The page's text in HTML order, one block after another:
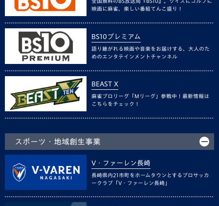
映画に麻雀、楽しい番組てんこ盛り！
BS10プレミアム
語り継がれる映画や音楽をお届けする、大人のた
めのエンタテインメントチャンネル
BEAST X
麻雀プロリーグ「Mリーグ」参戦中！最新情報は
こちらをチェック！
スポーツ・地域創生事業
V・ファーレン長崎
長崎県内21市町をホームタウンとするプロサッカ
ークラブ「V・ファーレン長崎」